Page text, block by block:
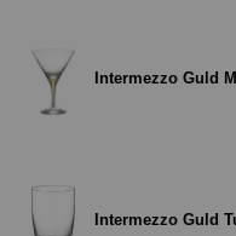
Intermezzo Guld
Intermezzo Guld